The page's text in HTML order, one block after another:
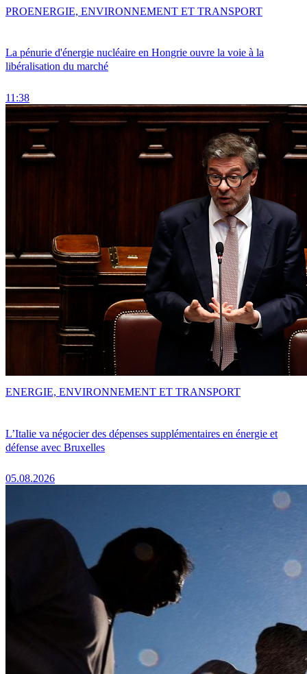
La pénurie d'énergie nucléaire en Hongrie ouvre la voie à la
libéralisation du marché
11:38
PROENERGIE, ENVIRONNEMENT ET TRANSPORT
L’Italie va négocier des dépenses supplémentaires en énergie et
défense avec Bruxelles
05.08.2026
ENERGIE, ENVIRONNEMENT ET TRANSPORT